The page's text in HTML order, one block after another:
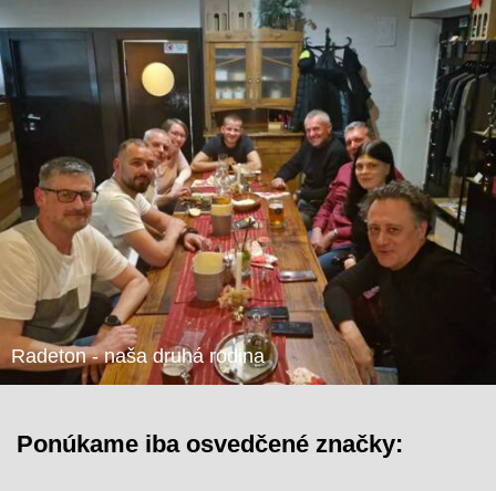
Radeton - naša druhá rodina
Ponúkame iba osvedčené značky: